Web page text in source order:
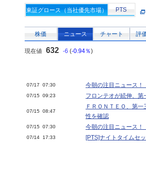
東証グロース（当社優先市場） PTS
株価 ニュース チャート 評
現在値 632 -6 (-0.94％)
07/17 07:30 今朝の注目ニュース
07/15 09:23 フロンテオが続伸、
07/15 08:47
ＦＲＯＮＴＥＯ、第
性を確認
07/15 07:30 今朝の注目ニュース
07/14 17:33 [PTS]ナイトタイムセ